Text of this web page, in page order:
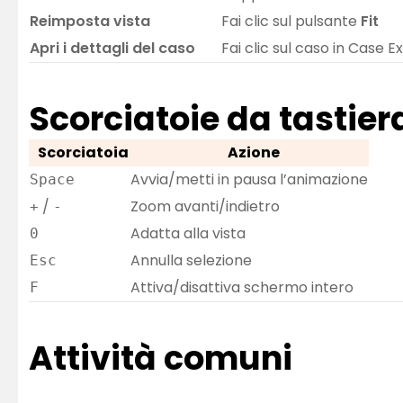
Reimposta vista
Fai clic sul pulsante Fit
Apri i dettagli del caso
Fai clic sul caso in Case
Scorciatoie da
Scorciatoia Azione
Space Avvia/metti in pausa l’animazione
+ / - Zoom avanti/indietro
0 Adatta alla vista
Esc Annulla selezione
F Attiva/disattiva schermo intero
Attività comuni